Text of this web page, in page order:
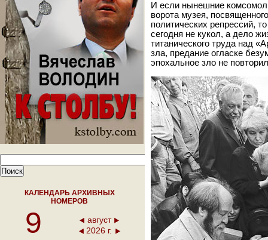
КАЛЕНДАРЬ АРХИВНЫХ
НОМЕРОВ
9
август
2026 г.
И если нынешние
ворота музея,
политических репрессий,
сегодня не кукол, а дело
титанического труда над
зла, предание огласке
эпохальное зло не